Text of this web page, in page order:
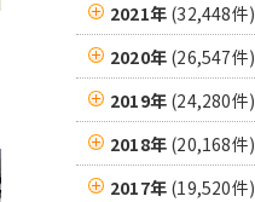
2021年 (32,448件)
2020年 (26,547件)
2019年 (24,280件)
2018年 (20,168件)
2017年 (19,520件)